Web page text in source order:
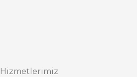
Hizmetlerimiz